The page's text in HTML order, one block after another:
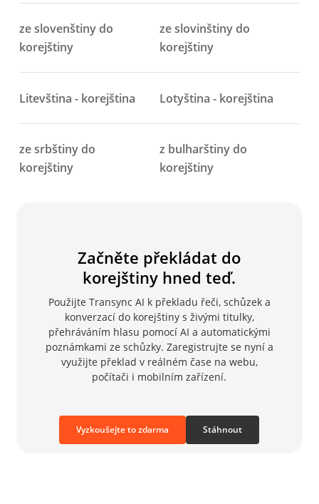
ze slovenštiny do
korejštiny
ze slovinštiny do
korejštiny
Litevština - korejština Lotyština - korejština
ze srbštiny do
korejštiny
z bulharštiny do
korejštiny
Začněte překládat do
korejštiny hned teď.
Použijte Transync AI k překladu řeči, schůzek a
konverzací do korejštiny s živými titulky,
přehráváním hlasu pomocí AI a automatickými
poznámkami ze schůzky. Zaregistrujte se nyní a
využijte překlad v reálném čase na webu,
počítači i mobilním zařízení.
Vyzkoušejte to zdarma Stáhnout